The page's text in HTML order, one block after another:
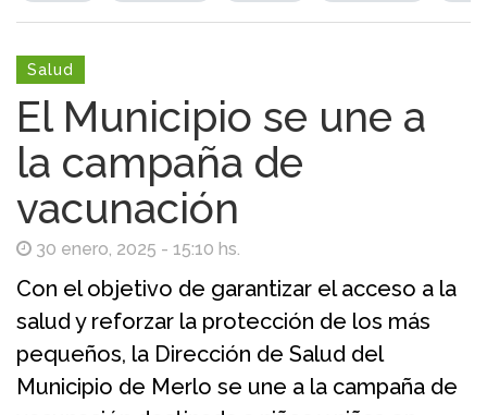
Salud
El Municipio se une a
la campaña de
vacunación
30 enero, 2025 - 15:10 hs.
Con el objetivo de garantizar el acceso a la
salud y reforzar la protección de los más
pequeños, la Dirección de Salud del
Municipio de Merlo se une a la campaña de